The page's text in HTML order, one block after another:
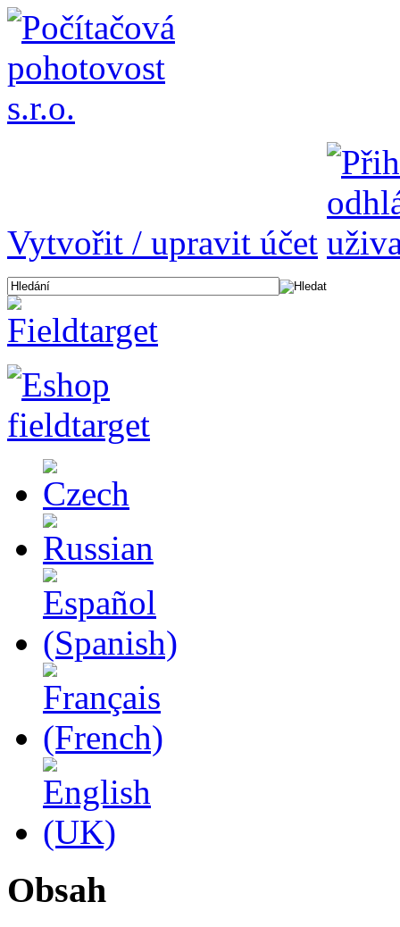
Vytvořit / upravit účet
Obsah